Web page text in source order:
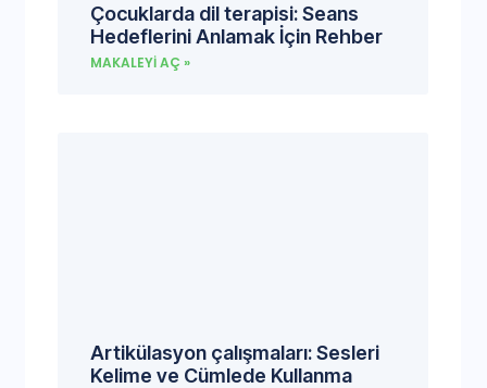
Çocuklarda dil terapisi: Seans
Hedeflerini Anlamak İçin Rehber
MAKALEYI AÇ »
Artikülasyon çalışmaları: Sesleri
Kelime ve Cümlede Kullanma